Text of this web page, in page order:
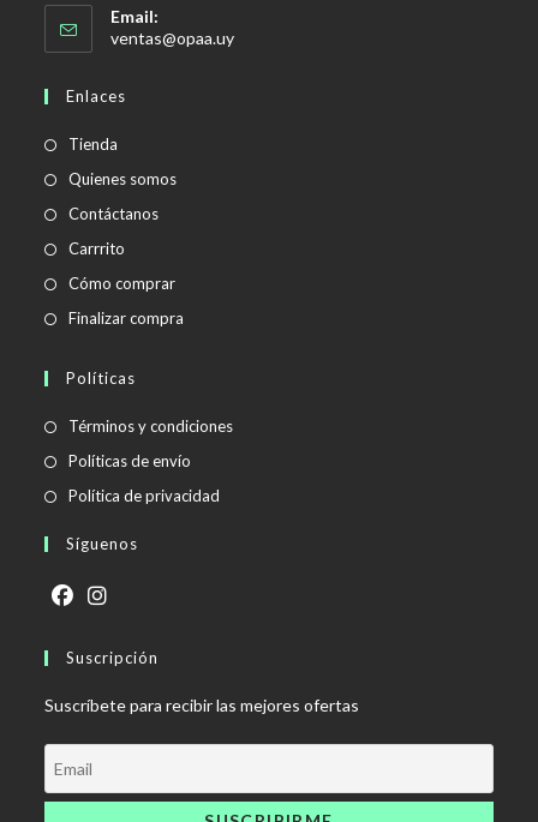
Email:
ventas@opaa.uySe
Enlaces
Tienda
Quienes somos
Contáctanos
Carrrito
Cómo comprar
Finalizar compra
Políticas
Términos y condicionesSe
Políticas de envío
abre
Política de privacidad
Síguenos
abre
nueva
pestaña
abre
nueva
pestaña
Suscripción
Suscríbete para recibir las mejores ofertas